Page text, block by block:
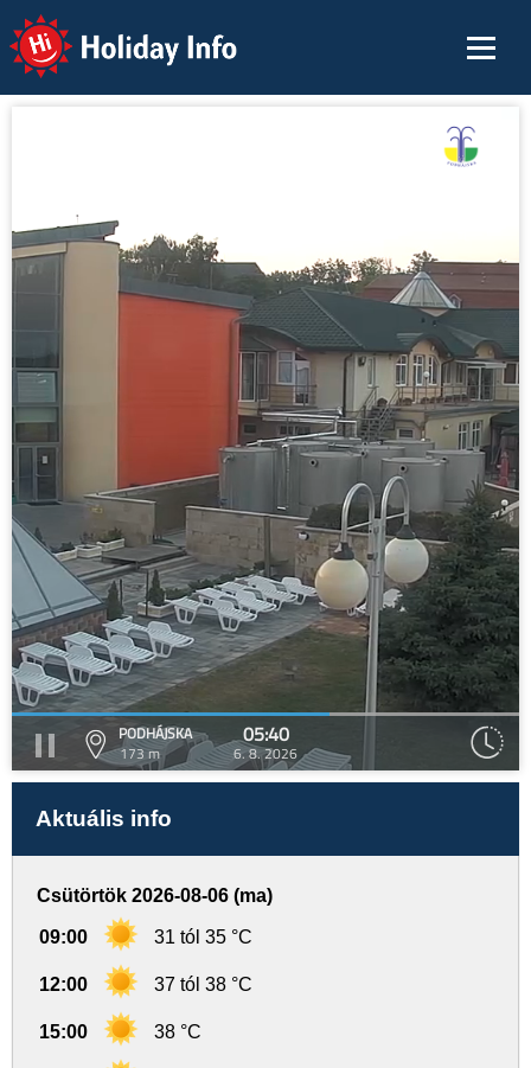
Holiday Info
PODHÁJSKA
173 m
05:40
6. 8. 2026
Aktuális info
Csütörtök 2026-08-06 (ma)
09:00 31 tól 35 °C
12:00 37 tól 38 °C
15:00 38 °C